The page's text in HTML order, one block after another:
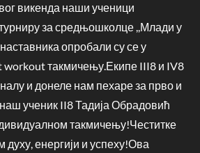
викенда наши ученици
за средњошколце ,,Млади у
опробали су се у
workout такмичењу.Екипе III8 и IV8
и донеле нам пехаре за прво и
наш ученик II8 Тадија Обрадовић
такмичењу!Честитке
духу, енергији и успеху!Ова